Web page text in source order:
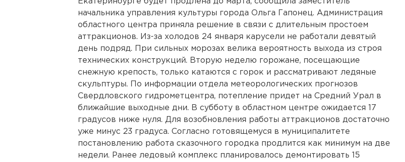
начальника управления культуры города Ольга Гапонец. Администрация
областного центра приняла решение в связи с длительным простоем
аттракционов. Из-за холодов 24 января карусели не работали девятый
день подряд. При сильных морозах велика вероятность выхода из строя
технических конструкций. Вторую неделю горожане, посещающие
снежную крепость, только катаются с горок и рассматривают ледяные
скульптуры. По информации отдела метеорологических прогнозов
Свердловского гидрометцентра, потепление придет на Средний Урал в
ближайшие выходные дни. В субботу в областном центре ожидается 17
градусов ниже нуля. Для возобновления работы аттракционов достаточно
уже минус 23 градуса. Согласно готовящемуся в муниципалитете
постановлению работа сказочного городка продлится как минимум на две
недели. Ранее ледовый комплекс планировалось демонтировать 15